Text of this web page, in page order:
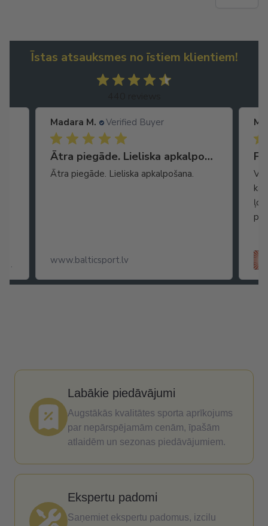
Īstas atsauksmes no īstiem klientiem!
Madara M. Verified Buyer
Favorīts
Vienas no garšīgākajām datelēm! Jūt gan
True Dates Caramel Popcorn
dateles ar karameļu popkorna
arī
Labākie piedāvājumi
Augstākās kvalitātes sporta aprīkojums
par nepārspējamām cenām, īpašām
atlaidēm un sezonas piedāvājumiem.
Ekspertu padomi
Saņemiet ekspertu padomus, izcilu